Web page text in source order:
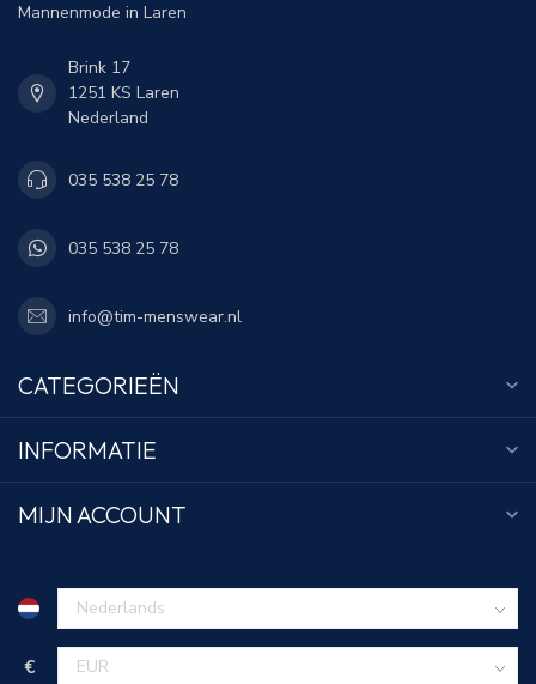
Mannenmode in Laren
Brink 17
1251 KS Laren
Nederland
035 538 25 78
035 538 25 78
info@tim-menswear.nl
CATEGORIEËN
INFORMATIE
MIJN ACCOUNT
€